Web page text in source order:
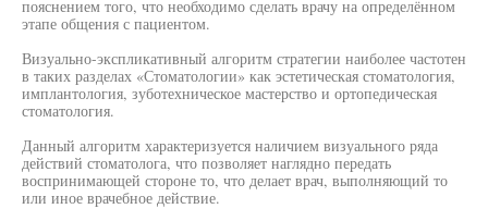
пояснением того, что необходимо сделать врачу на определённом
этапе общения с пациентом.
Визуально-экспликативный алгоритм стратегии наиболее частотен
в таких разделах «Стоматологии» как эстетическая стоматология,
имплантология, зуботехническое мастерство и ортопедическая
стоматология.
Данный алгоритм характеризуется наличием визуального ряда
действий стоматолога, что позволяет наглядно передать
воспринимающей стороне то, что делает врач, выполняющий то
или иное врачебное действие.